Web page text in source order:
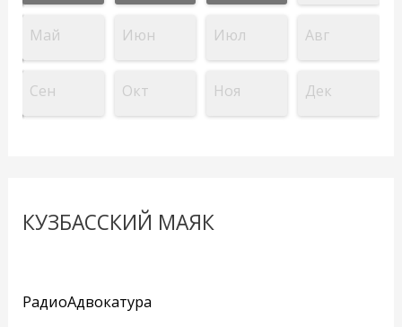
Май Июн Июл Авг
Сен Окт Ноя Дек
КУЗБАССКИЙ МАЯК
РадиоАдвокатура